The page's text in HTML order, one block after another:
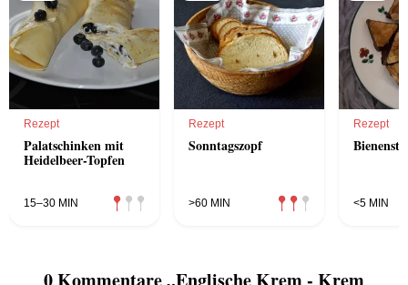
Rezept
Palatschinken mit
Heidelbeer-Topfen
15–30 MIN
Rezept
Sonntagszopf
>60 MIN
Rezept
<5 MIN